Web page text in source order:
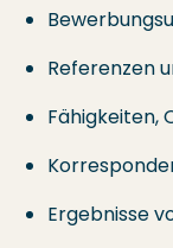
Referenzen
Fähigkeiten,
Ergebnisse